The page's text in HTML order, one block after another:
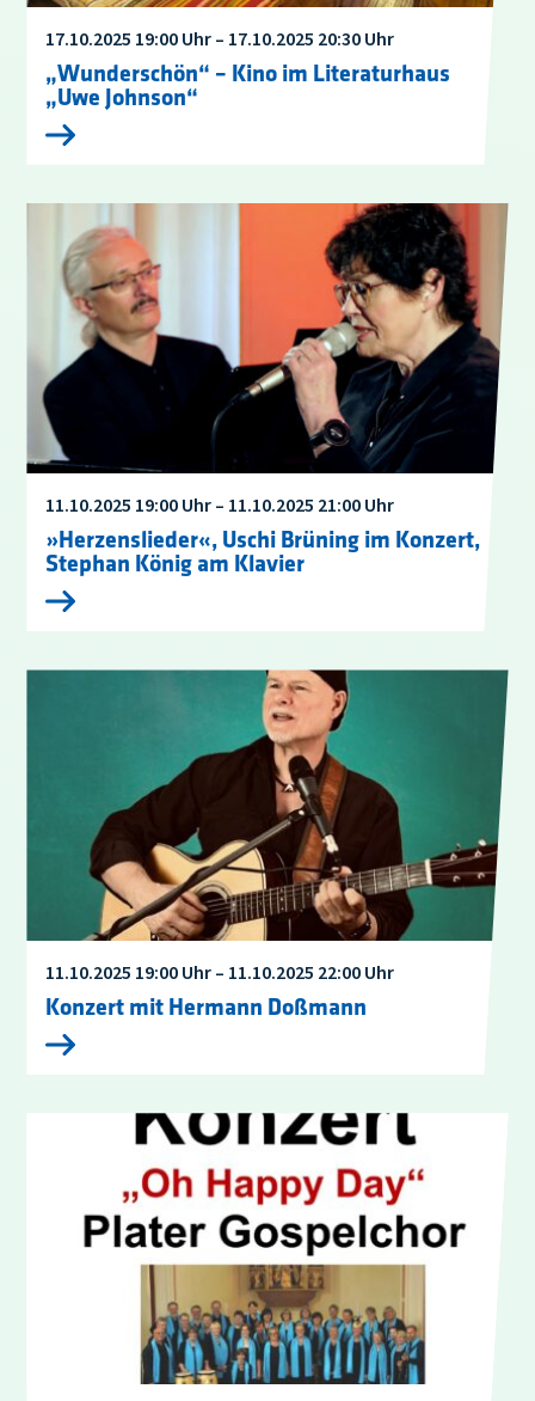
17.10.2025 19:00 Uhr – 17.10.2025 20:30 Uhr
„Wunderschön“ – Kino im Literaturhaus
„Uwe Johnson“
11.10.2025 19:00 Uhr – 11.10.2025 21:00 Uhr
»Herzenslieder«, Uschi Brüning im Konzert,
Stephan König am Klavier
11.10.2025 19:00 Uhr – 11.10.2025 22:00 Uhr
Konzert mit Hermann Doßmann